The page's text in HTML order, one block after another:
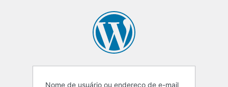
Nome de usuário ou endereço de e-mail